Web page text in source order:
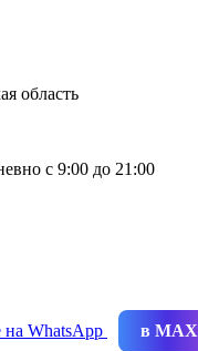
c 9:00 до 21:00
в MAX